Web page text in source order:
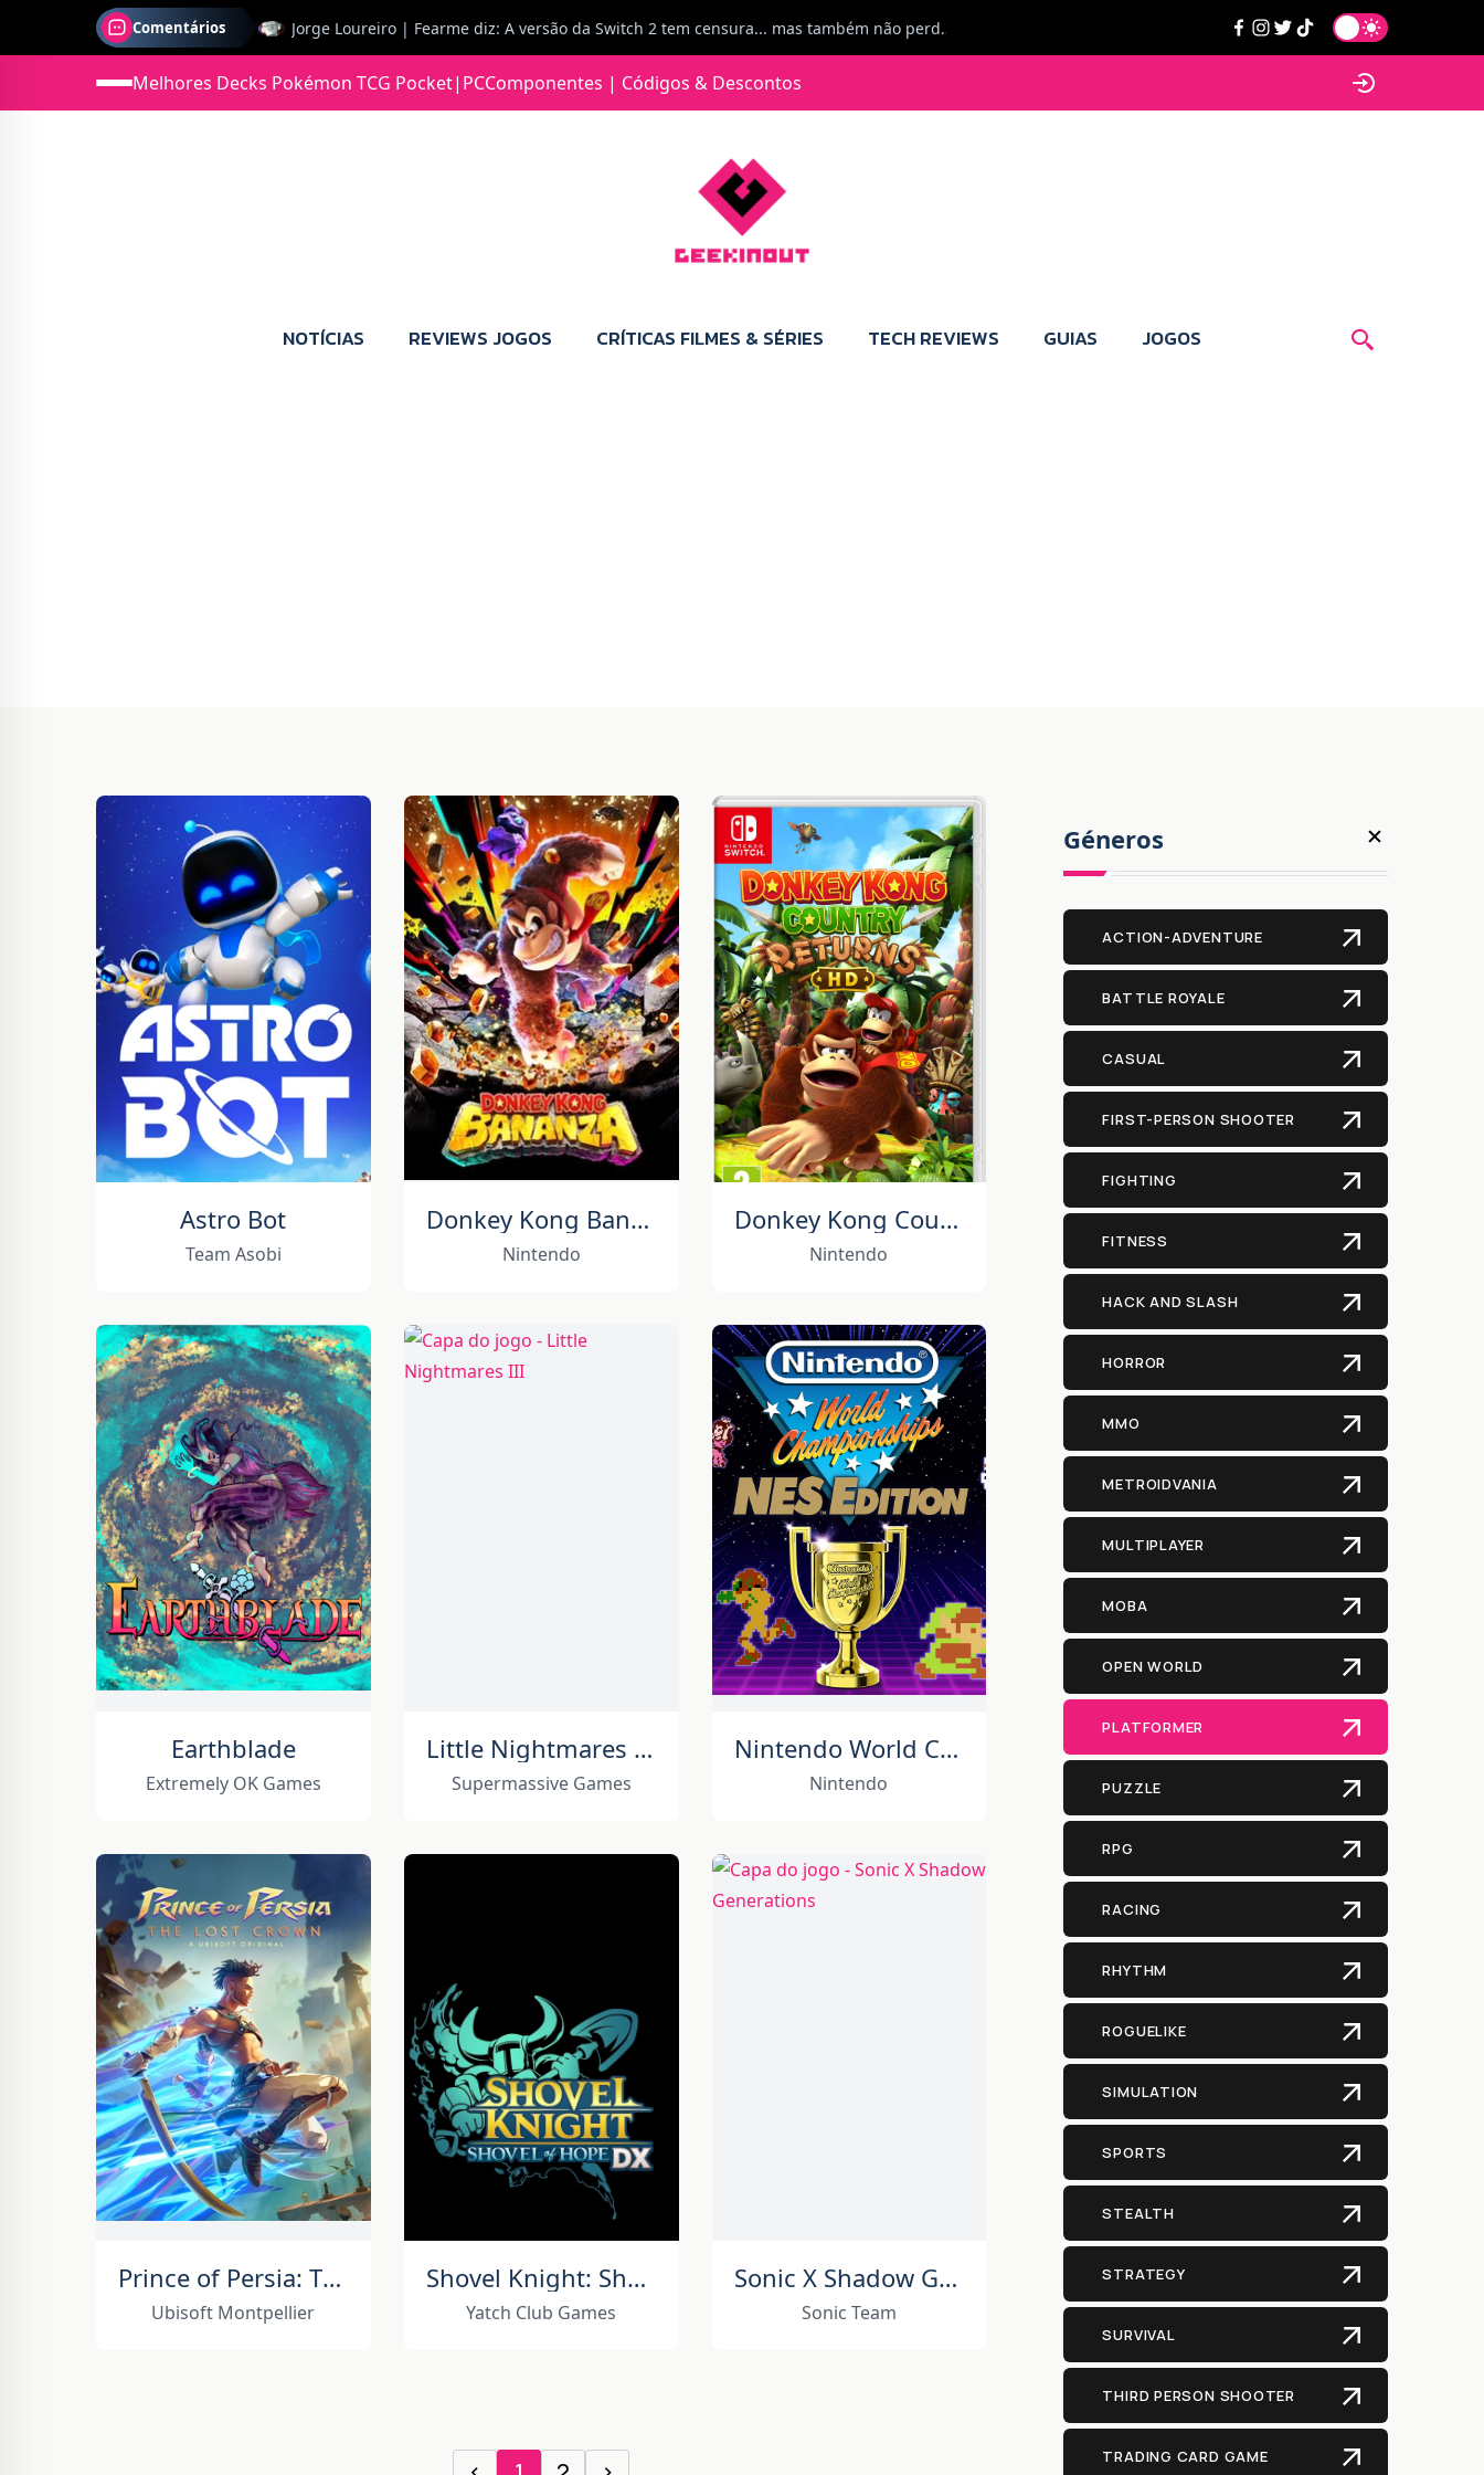
Comentários Jorge Loureiro | Fearme diz: A versão da Switch 2 tem censura... mas também não perdes muito.
Jonas diz: Estou seriamente com vontade para comprar para a Switch 2 :P
Jorge Loureiro | Fearme diz: Boas, obrigado pelo teu comentário. Talvez seja verdade que a Microsoft está a tentar redefinir o futuro dos jogos, mas para uma marca que já trocou de estratégia tantas vezes, é difícil acreditar em mais uma virada de direção. Basta lembrar do Kinect, da aposta no cloud gaming, ou mesmo do discurso de que os exclusivos eram "essenciais": todas essas promessas acabaram por perder força com o tempo. Além disso, há um ponto chave que estás a ignorar: as consolas Xbox. Está à vista que foram praticamente abandonadas. Quem comprou uma Xbox Series X a pensar que ia ser a máquina indispensável para jogar exclusivos, ficou a arder, porque hoje esses jogos chegam também ao PC e, cada vez mais, até à concorrência. Isso mina a identidade da marca e enfraquece a confiança dos jogadores. A PlayStation até pode estar a lançar alguns jogos na Xbox como o Helldivers 2, mas não é o catálogo inteiro. Desta forma, as consolas PS5 continuam a ter valor.
Melhores Decks Pokémon TCG Pocket| PCComponentes | Códigos & Descontos
NOTÍCIAS REVIEWS JOGOS CRÍTICAS FILMES & SÉRIES TECH REVIEWS GUIAS JOGOS
Astro Bot
Team Asobi
Donkey Kong Bananza
Nintendo
Donkey Kong Country Returns HD
Nintendo
Earthblade
Extremely OK Games
Little Nightmares III
Supermassive Games
Nintendo World Championships: NES Edition
Nintendo
Prince of Persia: The Lost Crown
Ubisoft Montpellier
Shovel Knight: Shovel of Hope DX
Yatch Club Games
Sonic X Shadow Generations
Sonic Team
Géneros
ACTION-ADVENTURE
BATTLE ROYALE
CASUAL
FIRST-PERSON SHOOTER
FIGHTING
FITNESS
HACK AND SLASH
HORROR
MMO
METROIDVANIA
MULTIPLAYER
MOBA
OPEN WORLD
PLATFORMER
PUZZLE
RPG
RACING
RHYTHM
ROGUELIKE
SIMULATION
SPORTS
STEALTH
STRATEGY
SURVIVAL
THIRD PERSON SHOOTER
TRADING CARD GAME